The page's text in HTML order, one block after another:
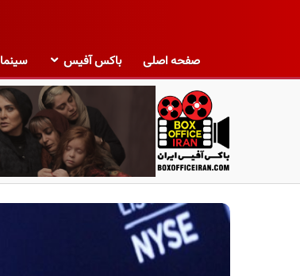
صفحه اصلی باکس آفیس سینما
ب
ک